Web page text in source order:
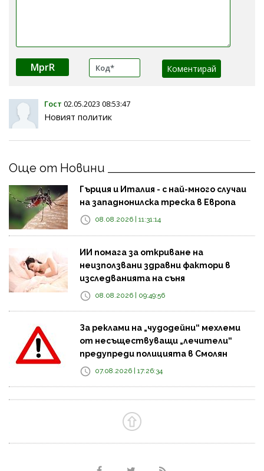
MprR
Гост 02.05.2023 08:53:47
Новият политик
Още от Новини
Гърция и Италия - с най-много случаи
на западнонилска треска в Европа
08.08.2026 | 11:31:14
ИИ помага за откриване на
неизползвани здравни фактори в
изследванията на съня
08.08.2026 | 09:49:56
За реклами на „чудодейни“ мехлеми
от несъществуващи „лечители“
предупреди полицията в Смолян
07.08.2026 | 17:26:34